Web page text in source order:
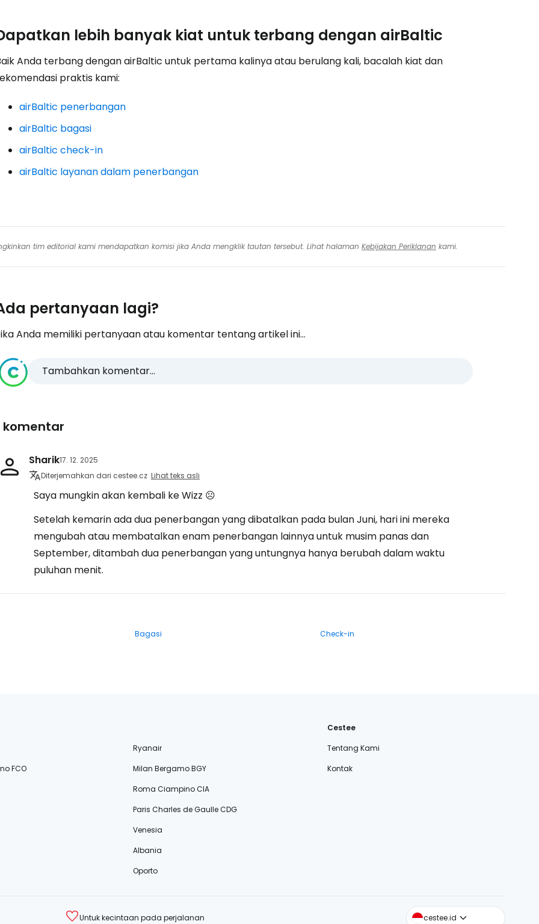
lebih banyak kiat untuk terbang dengan airBaltic
Anda terbang dengan airBaltic untuk pertama kalinya atau berulang kali, bacalah kiat dan
praktis kami:
airBaltic penerbangan
airBaltic bagasi
airBaltic check-in
airBaltic layanan dalam penerbangan
tim editorial kami mendapatkan komisi jika Anda mengklik tautan tersebut. Lihat halaman Kebijakan Periklanan kami.
pertanyaan lagi?
Anda memiliki pertanyaan atau komentar tentang artikel ini...
Tambahkan komentar...
komentar
Sharik17. 12. 2025
Diterjemahkan dari cestee.cz Lihat teks asli
Saya mungkin akan kembali ke Wizz ☹️
Setelah kemarin ada dua penerbangan yang dibatalkan pada bulan Juni, hari ini mereka
mengubah atau membatalkan enam penerbangan lainnya untuk musim panas dan
September, ditambah dua penerbangan yang untungnya hanya berubah dalam waktu
puluhan menit.
Bagasi Check-in
Ryanair
FCO
Milan Bergamo BGY
Roma Ciampino CIA
Paris Charles de Gaulle CDG
Venesia
Albania
Oporto
Cestee
Tentang Kami
Kontak
Untuk kecintaan pada perjalanan cestee.id
cestee.com